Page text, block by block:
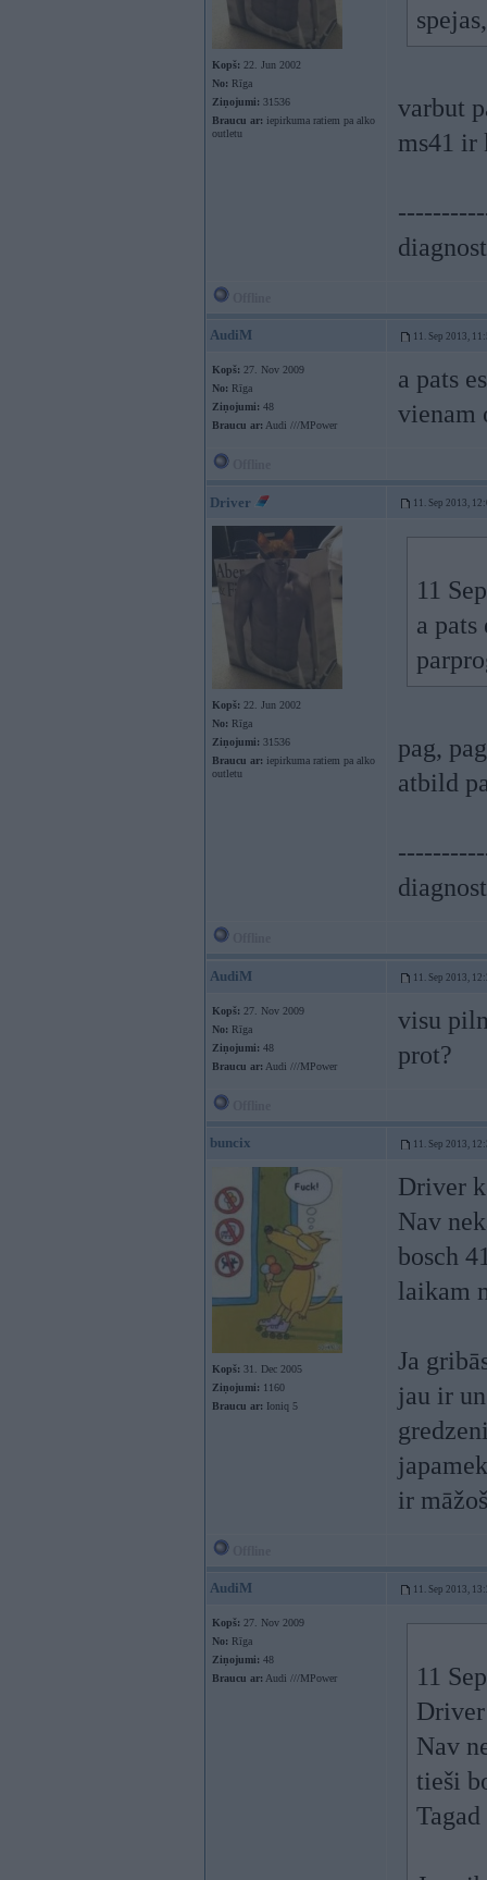
Kopš: 22. Jun 2002
No: Rīga
Ziņojumi: 31536
Braucu ar: iepirkuma ratiem pa alko
outletu
varbut
ms41 ir
AudiM 11. Sep 2013,
Kopš: 27. Nov 2009
No: Rīga
Ziņojumi: 48
Braucu ar: Audi ///MPower
a pats
vienam
Driver 11. Sep 2013,
Kopš: 22. Jun 2002
No: Rīga
Ziņojumi: 31536
Braucu ar: iepirkuma ratiem pa alko
outletu
11
a
pag,
atbild
AudiM 11. Sep 2013,
Kopš: 27. Nov 2009
No: Rīga
Ziņojumi: 48
Braucu ar: Audi ///MPower
visu
prot?
buncix 11. Sep 2013,
Kopš: 31. Dec 2005
Ziņojumi: 1160
Braucu ar: Ioniq 5
Driver
Nav
bosch
laikam
Ja
jau ir
ir
AudiM 11. Sep 2013,
Kopš: 27. Nov 2009
No: Rīga
Ziņojumi: 48
Braucu ar: Audi ///MPower
11
Nav
tieši